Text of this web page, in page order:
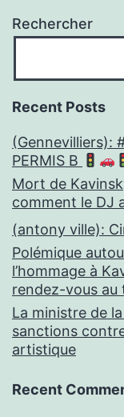
Rechercher
Recent Posts
(Gennevilliers):
PERMIS B
Mort de
comment le DJ
(antony ville):
Polémique
l’hommage à
rendez-vous au
La ministre de
sanctions
artistique
Recent